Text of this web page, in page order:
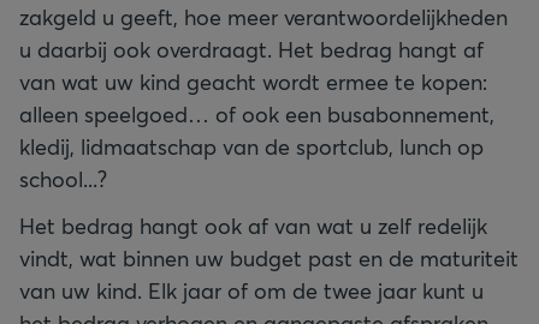
zakgeld u geeft, hoe meer verantwoordelijkheden
u daarbij ook overdraagt. Het bedrag hangt af
van wat uw kind geacht wordt ermee te kopen:
alleen speelgoed… of ook een busabonnement,
kledij, lidmaatschap van de sportclub, lunch op
school...?
Het bedrag hangt ook af van wat u zelf redelijk
vindt, wat binnen uw budget past en de maturiteit
van uw kind. Elk jaar of om de twee jaar kunt u